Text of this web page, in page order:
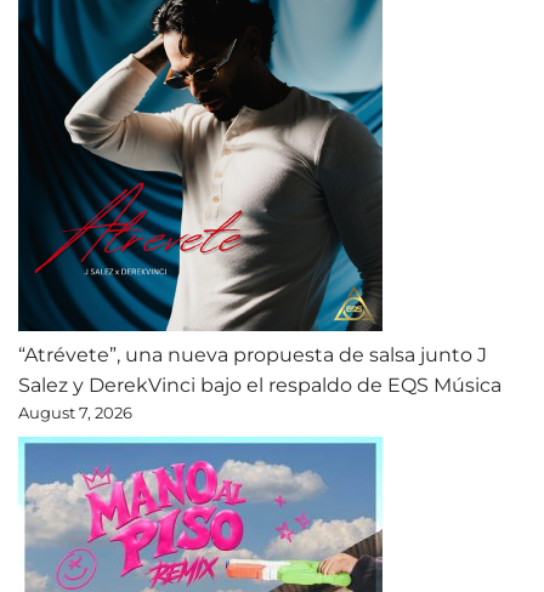
“Atrévete”, una nueva propuesta de salsa junto J
Salez y DerekVinci bajo el respaldo de EQS Música
August 7, 2026